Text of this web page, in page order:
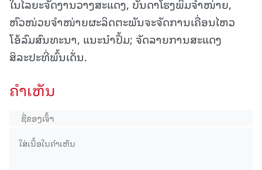
ໃນໄລຍະຈັດງານວາງສະແດງ, ບັນດາໂຮງພິມຈຳໜ່າຍ,
ຫົວໜ່ວຍຈຳໜ່າຍຜະລິດຕະພັນຈະຈັດການເຄື່ອນໄຫວ
ໂອ້ລົມສົນທະນາ, ແນະນຳປຶ້ມ; ຈັດລາຍການສະແດງ
ສິລະປະທີ່ພົ້ນເດັ່ນ.
ຄໍາເຫັນ